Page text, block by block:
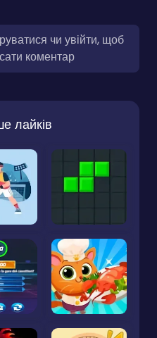
чи увійти, щоб
коментар
лайків